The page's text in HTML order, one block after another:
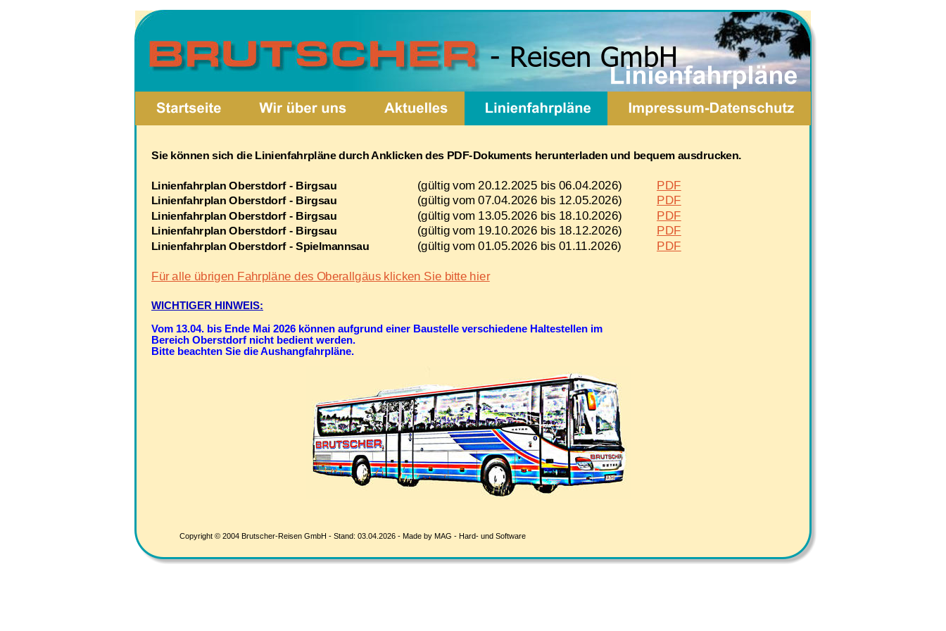
Copyright © 2004 Brutscher-Reisen GmbH - Stand: 03.04.2026 - Made by MAG - Hard- und Software
Sie können sich die Linienfahrpläne durch Anklicken des PDF-Dokuments herunterladen und bequem ausdrucken.
Linienfahrplan Oberstdorf - Birgsau (gültig vom 20.12.2025 bis 06.04.2026) PDF
Linienfahrplan Oberstdorf - Birgsau (gültig vom 07.04.2026 bis 12.05.2026) PDF
Linienfahrplan Oberstdorf - Birgsau (gültig vom 13.05.2026 bis 18.10.2026) PDF
Linienfahrplan Oberstdorf - Birgsau (gültig vom 19.10.2026 bis 18.12.2026) PDF
Linienfahrplan Oberstdorf - Spielmannsau (gültig vom 01.05.2026 bis 01.11.2026) PDF
Für alle übrigen Fahrpläne des Oberallgäus klicken Sie bitte hier
WICHTIGER HINWEIS:
Vom 13.04. bis Ende Mai 2026 können aufgrund einer Baustelle verschiedene Haltestellen im
Bereich Oberstdorf nicht bedient werden.
Bitte beachten Sie die Aushangfahrpläne.
- Reisen GmbH